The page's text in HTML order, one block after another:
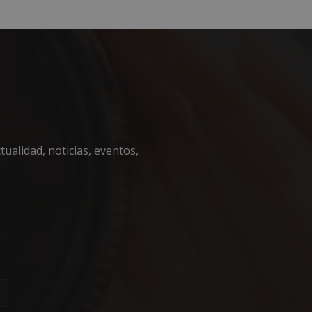
noticias, eventos,
en el lenguaje
que se
sesión para un
de